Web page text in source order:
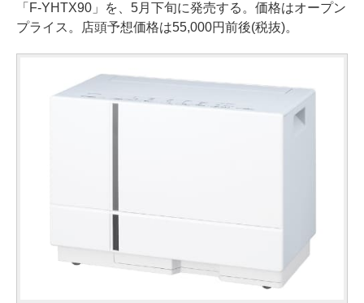
「F-YHTX90」を、5月下旬に発売する。価格はオープン
プライス。店頭予想価格は55,000円前後(税抜)。